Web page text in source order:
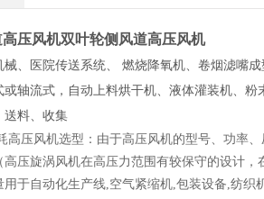
压风机
械、医院传送系统、 燃烧降氧机、卷烟滤嘴
或轴流式，自动上料烘干机、液体灌装机、
送料、收集
双叶轮侧风道高压风机
高压风机选型：由于高压风机的型号、功率
高压旋涡风机在高压力范围有较保守的设计，
用于自动化生产线,空气紧缩机,包装设备,纺